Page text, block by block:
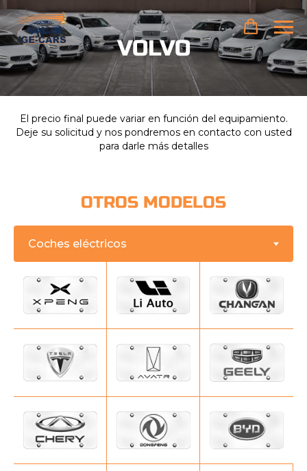
ES
VOLVO
El precio final puede variar en función del equipamiento.
Deje su solicitud y nos pondremos en contacto con usted
para darle más detalles
OTROS MODELOS